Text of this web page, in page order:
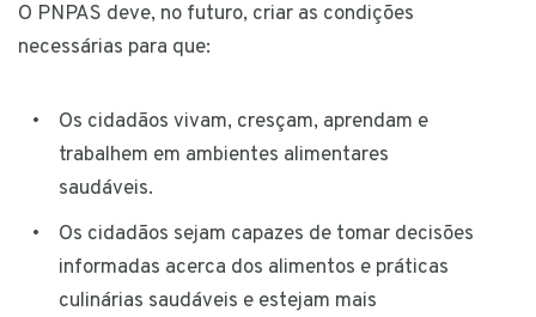
O PNPAS deve, no futuro, criar as condições
necessárias para que:
Os cidadãos vivam, cresçam, aprendam e
trabalhem em ambientes alimentares
saudáveis.
Os cidadãos sejam capazes de tomar decisões
informadas acerca dos alimentos e práticas
culinárias saudáveis e estejam mais